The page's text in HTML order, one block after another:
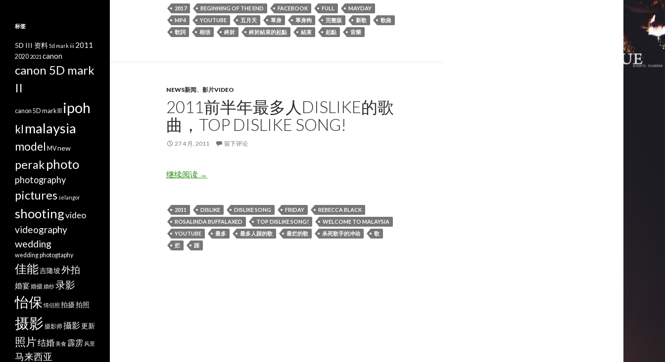
2017 BEGINNING OF THE END FACEBOOK FULL
MAYDAY
MP4
YOUTUBE 五月天 單身 單身狗 完整版 新歌
歌曲
歌詞
相信 終於 終於結束的起點 結束 起點 音樂
NEWS新闻、 影片VIDEO
2011前半年最多人DISLIKE的歌
曲，TOP DISLIKE SONG!
27 4 月, 2011 留下评论
继续阅读2011前半年最多人dislike的歌曲，Top dislike song!
→
2011 DISLIKE DISLIKE SONG FRIDAY
REBECCA BLACK
ROSALINDA BUFFALAXED
TOP DISLIKE SONG!
WELCOME TO MALAYSIA
YOUTUBE
最多 最多人踩的歌 最烂的歌 杀死歌手的冲动
歌
烂
踩
标签
5D III 资料5d mark iii 2011
2020 2021 canon
canon 5D mark
II
canon 5D mark III ipoh
kl malaysia
model MVnew
perakphoto
photography
pictures selangor
shootingvideo
videography
wedding
wedding photogtaphy
佳能吉隆坡外拍
婚宴婚摄婚纱录影
怡保 情侣照 拍摄拍照
摄影 摄影师攝影更新
照片结婚美食 霹雳 风景
马来西亚